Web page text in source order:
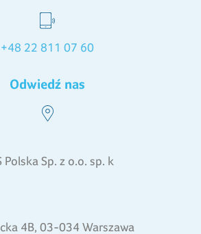
+48 22 811 07 60
Odwiedź nas
Polska Sp. z o.o. sp. k
4B, 03-034 Warszawa